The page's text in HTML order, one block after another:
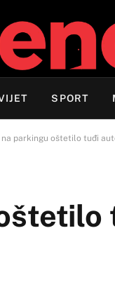
SPORT
parkingu oštetilo tuđi